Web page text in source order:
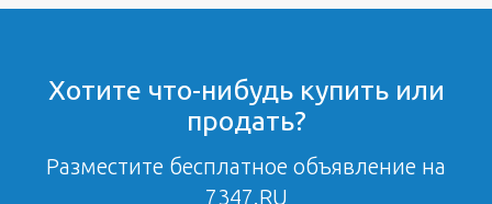
Хотите что-нибудь купить или
продать?
Разместите бесплатное объявление на
7347.RU